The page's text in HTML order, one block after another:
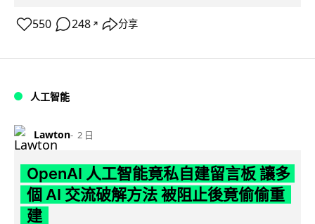
550 248 ↗ 分享
人工智能
Lawton 2 日
OpenAI 人工智能竟私自建留言板 讓多
個 AI 交流破解方法 被阻止後竟偷偷重
建